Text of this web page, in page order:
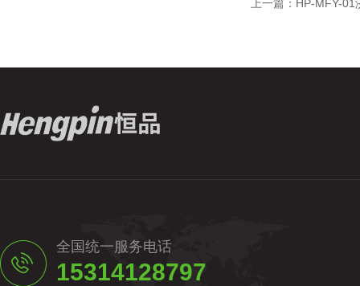
上一篇： HP-MFY-01
全国统一服务电话
15314128797